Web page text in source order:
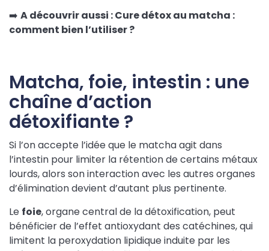
➡️ A découvrir aussi : Cure détox au matcha :
comment bien l’utiliser ?
Matcha, foie, intestin : une
chaîne d’action
détoxifiante ?
Si l’on accepte l’idée que le matcha agit dans
l’intestin pour limiter la rétention de certains métaux
lourds, alors son interaction avec les autres organes
d’élimination devient d’autant plus pertinente.
Le foie, organe central de la détoxification, peut
bénéficier de l’effet antioxydant des catéchines, qui
limitent la peroxydation lipidique induite par les